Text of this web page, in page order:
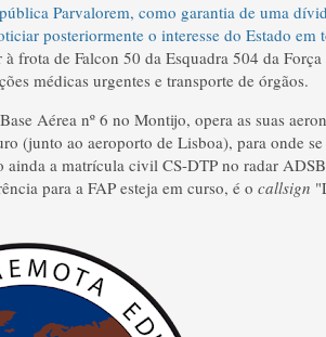
Parvalorem, como garantia de uma
posteriormente o interesse do Estado em
frota de Falcon 50 da Esquadra 504 da
médicas urgentes e transporte de órgãos.
Aérea nº 6 no Montijo, opera as suas
(junto ao aeroporto de Lisboa), para onde
ainda a matrícula civil CS-DTP no radar
para a FAP esteja em curso, é o callsign